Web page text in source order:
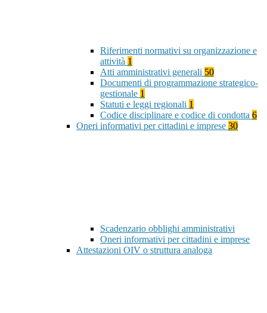
Riferimenti normativi su organizzazione e
attività 1
Atti amministrativi generali 50
Documenti di programmazione strategico-
gestionale 1
Statuti e leggi regionali 1
Codice disciplinare e codice di condotta 6
Oneri informativi per cittadini e imprese 30
Scadenzario obblighi amministrativi
Oneri informativi per cittadini e imprese
Attestazioni OIV o struttura analoga